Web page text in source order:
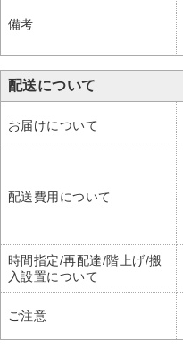
備考
配送について
お届けについて
配送費用について
時間指定/再配達/階上げ/搬
入設置について
ご注意